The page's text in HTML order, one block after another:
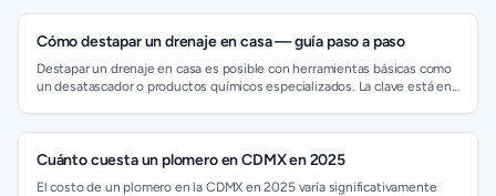
Cómo destapar un drenaje en casa — guía paso a paso
Destapar un drenaje en casa es posible con herramientas básicas como
un desatascador o productos químicos especializados. La clave está en
daños mayores en tus tuberías.
Cuánto cuesta un plomero en CDMX en 2025
El costo de un plomero en la CDMX en 2025 varía significativamente